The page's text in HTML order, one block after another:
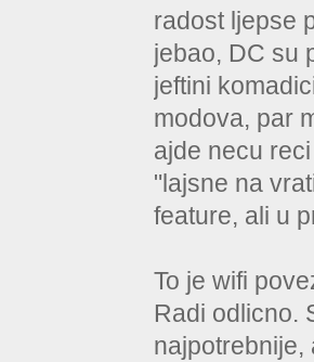
radost ljepse
jebao, DC su
jeftini
modova, par
ajde necu
"lajsne na
feature, ali u
To je wifi
Radi odlicno.
najpotrebnije,